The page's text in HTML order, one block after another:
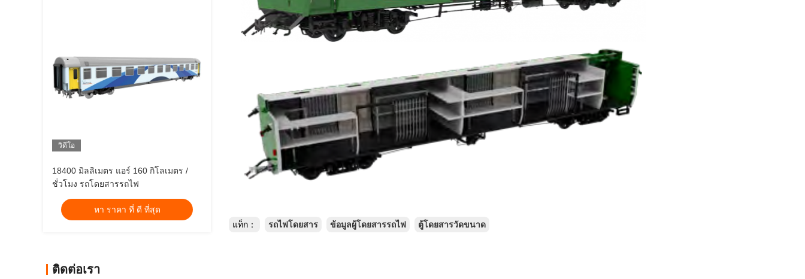
วิดีโอ
18400 มิลลิเมตร แอร์ 160 กิโลเมตร /
ชั่วโมง รถโดยสารรถไฟ
หา ราคา ที่ ดี ที่สุด
ติดต่อเรา
แท็ก： รถไฟโดยสาร ข้อมูลผู้โดยสารรถไฟ ตู้โดยสารวัดขนาด